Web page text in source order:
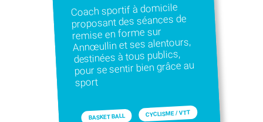
Coach sportif à domicile
proposant des séances de
remise en forme sur
Annœullin et ses alentours,
destinées à tous publics,
pour se sentir bien grâce au
sport
BASKET BALL CYCLISME / VTT